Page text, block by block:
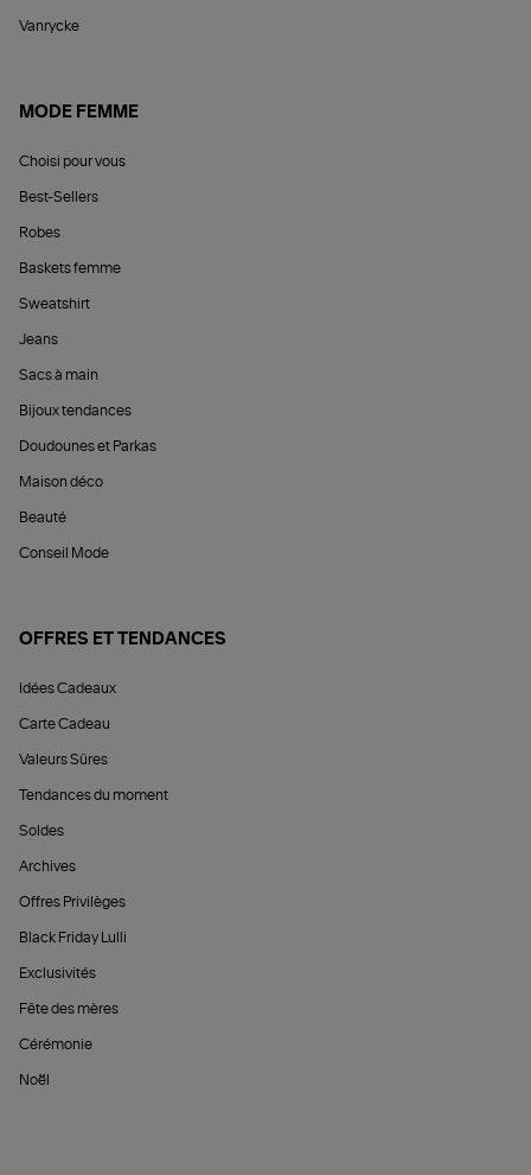
Vanrycke
MODE FEMME
Choisi pour vous
Best-Sellers
Robes
Baskets femme
Sweatshirt
Jeans
Sacs à main
Bijoux tendances
Doudounes et Parkas
Maison déco
Beauté
Conseil Mode
OFFRES ET TENDANCES
Idées Cadeaux
Carte Cadeau
Valeurs Sûres
Tendances du moment
Soldes
Archives
Offres Privilèges
Black Friday Lulli
Exclusivités
Fête des mères
Cérémonie
Noël